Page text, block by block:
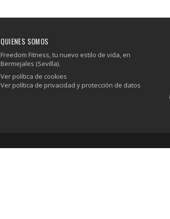
QUIENES SOMOS
Freedom Fitness, tu nuevo estilo de vida, en
Bermejales (Sevilla).
Ver política de cookies
Ver política de privacidad y protección de datos